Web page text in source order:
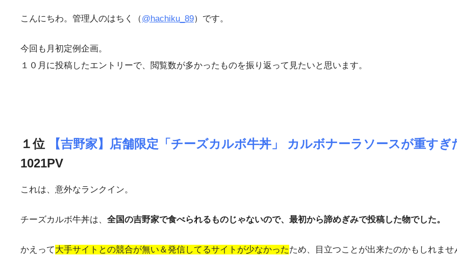
こんにちわ。管理人のはちく（@hachiku_89）です。
今回も月初定例企画。
１０月に投稿したエントリーで、閲覧数が多かったものを振り返って見たいと思います。
１位
【吉野家】店舗限定「チーズカルボ牛丼」 カルボナーラソースが重す
1021PV
これは、意外なランクイン。
チーズカルボ牛丼は、 全国の吉野家で食べられるものじゃないので、最初から諦めぎみで投稿した物でした。
かえって大手サイトとの競合が無い＆発信してるサイトが少なかったため、目立つことが出来たのかもしれませ